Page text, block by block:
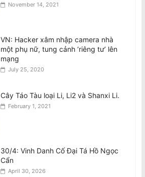
August 9, 2026
November 14, 2021
VN: Hacker xâm nhập camera nhà
một phụ nữ, tung cảnh ‘riêng tư’ lên
mạng
July 25, 2020
Cây Táo Tàu loại Li, Li2 và Shanxi Li.
February 1, 2021
30/4: Vinh Danh Cố Đại Tá Hồ Ngọc
Cẩn
April 30, 2026